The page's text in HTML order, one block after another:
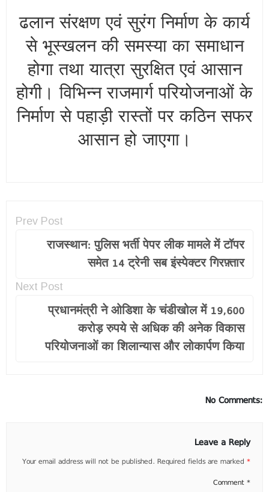
ढलान संरक्षण एवं सुरंग निर्माण के कार्य
से भूस्खलन की समस्या का समाधान
होगा तथा यात्रा सुरक्षित एवं आसान
होगी। विभिन्न राजमार्ग परियोजनाओं के
निर्माण से पहाड़ी रास्तों पर कठिन सफर
आसान हो जाएगा।
Prev Post
राजस्थान: पुलिस भर्ती पेपर लीक मामले में टॉपर
समेत 14 ट्रेनी सब इंस्पेक्टर गिरफ़्तार
Next Post
प्रधानमंत्री ने ओडिशा के चंडीखोल में 19,600
करोड़ रुपये से अधिक की अनेक विकास
परियोजनाओं का शिलान्यास और लोकार्पण किया
No Comments:
Leave a Reply
Your email address will not be published. Required fields are marked *
Comment *